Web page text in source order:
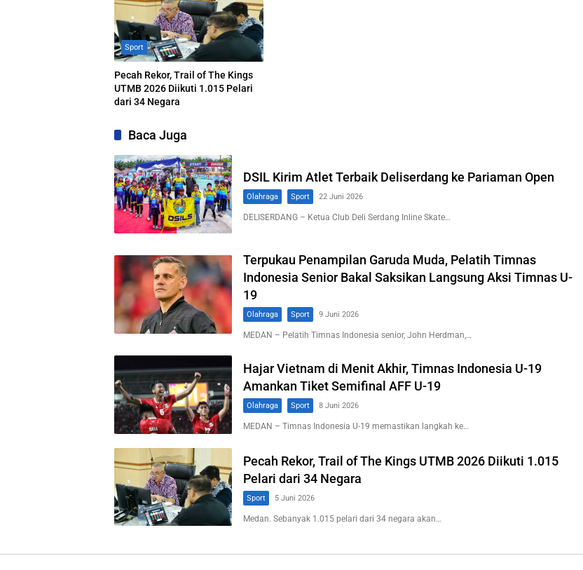
Sport
Pecah Rekor, Trail of The Kings
UTMB 2026 Diikuti 1.015 Pelari
dari 34 Negara
Baca Juga
DSIL Kirim Atlet Terbaik Deliserdang ke Pariaman Open
Olahraga Sport 22 Juni 2026
DELISERDANG – Ketua Club Deli Serdang Inline Skate…
Terpukau Penampilan Garuda Muda, Pelatih Timnas
Indonesia Senior Bakal Saksikan Langsung Aksi Timnas U-
19
Olahraga Sport 9 Juni 2026
MEDAN – Pelatih Timnas Indonesia senior, John Herdman,…
Hajar Vietnam di Menit Akhir, Timnas Indonesia U-19
Amankan Tiket Semifinal AFF U-19
Olahraga Sport 8 Juni 2026
MEDAN – Timnas Indonesia U-19 memastikan langkah ke…
Pecah Rekor, Trail of The Kings UTMB 2026 Diikuti 1.015
Pelari dari 34 Negara
Sport 5 Juni 2026
Medan. Sebanyak 1.015 pelari dari 34 negara akan…